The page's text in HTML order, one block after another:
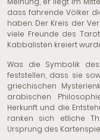
dass fahrende Völker
haben. Der Kreis der
viele Freunde des
Kabbalisten kreiert
Was die Symbolik
feststellen, dass sie
griechischen
arabischen
Herkunft und die
ranken sich etliche
Ursprung des